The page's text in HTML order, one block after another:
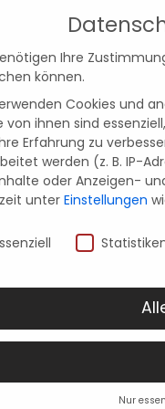
Auswahl
aus
Ihre
können.
Cookies und
von ihnen sind
Erfahrung zu
werden (z. B. IP-
oder Anzeigen-
unter Einstellungen
Nur